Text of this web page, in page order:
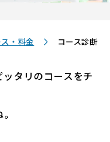
へ
の方へ
・料金 コース診断
タリのコースをチ